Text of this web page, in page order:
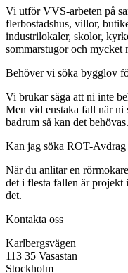
Vi utför VVS-arbeten på
flerbostadshus, villor,
industrilokaler, skolor,
sommarstugor och mycket
Behöver vi söka bygglov
Vi brukar säga att ni inte
Men vid enstaka fall när ni
badrum så kan det
Kan jag söka ROT-
När du anlitar en
det i flesta fallen är projekt
det.
Kontakta oss
Karlbergsvägen
113 35 Vasastan
Stockholm